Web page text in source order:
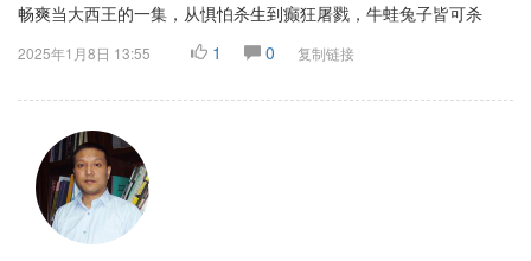
畅爽当大西王的一集，从惧怕杀生到癫狂屠戮，牛蛙兔子皆可杀
2025年1月8日 13:55 1 0 复制链接